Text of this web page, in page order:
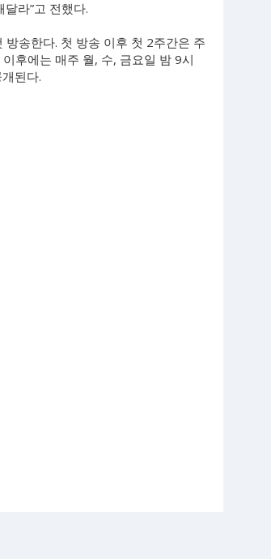
라”고 전했다.
방송한다. 첫 방송 이후 첫 2주간은 주
후에는 매주 월, 수, 금요일 밤 9시
된다.